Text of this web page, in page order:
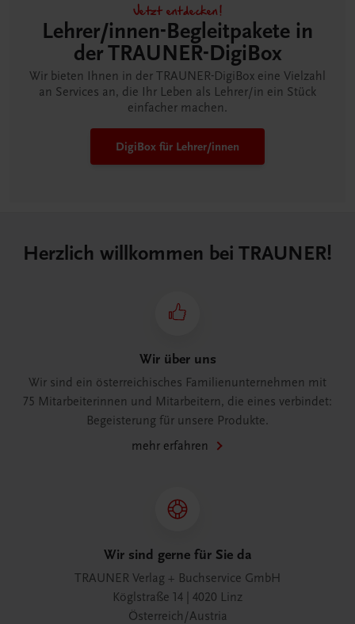
Jetzt entdecken!
Lehrer/innen-Begleitpakete in
der TRAUNER-DigiBox
Wir bieten Ihnen in der TRAUNER-DigiBox eine Vielzahl
an Services an, die Ihr Leben als Lehrer/in ein Stück
einfacher machen.
DigiBox für Lehrer/innen
Herzlich willkommen bei TRAUNER!
Wir über uns
Wir sind ein österreichisches Familienunternehmen mit
75 Mitarbeiterinnen und Mitarbeitern, die eines verbindet:
Begeisterung für unsere Produkte.
mehr erfahren
Wir sind gerne für Sie da
TRAUNER Verlag + Buchservice GmbH
Köglstraße 14 | 4020 Linz
Österreich/Austria